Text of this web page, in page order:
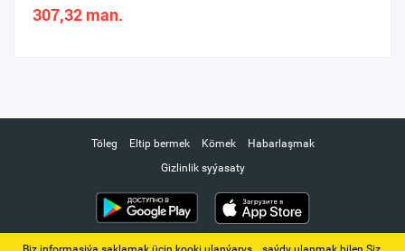
307,32 man.
Töleg Eltip bermek Kömek
Habarlaşmak
Gizlinlik syýasaty